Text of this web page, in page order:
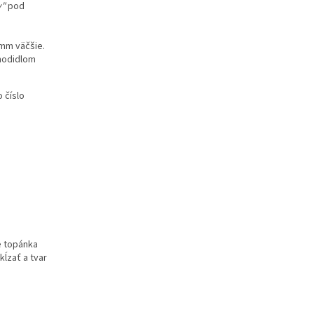
pod
väčšie.
číslo
topánka
a tvar